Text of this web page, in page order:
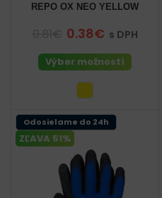
REPO OX NEO YELLOW
0.38€ s DPH
Výber možností
ZĽAVA 51%
Odosielame do 24h